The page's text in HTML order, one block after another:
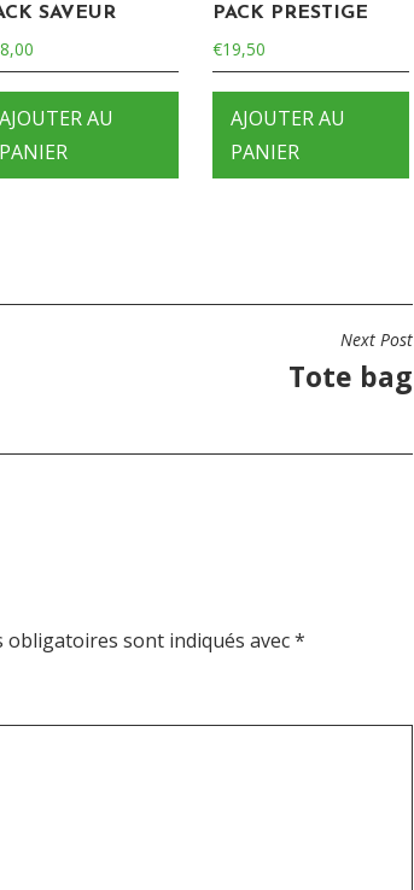
SAVEUR
AJOUTER AU
PANIER
PACK PRESTIGE
€19,50
AJOUTER AU
PANIER
Next Post
Tote bag
obligatoires sont indiqués avec*